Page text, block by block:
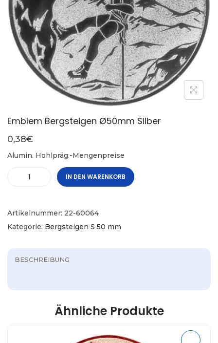
Emblem Bergsteigen Ø50mm Silber
0,38€
Alumin. Hohlpräg.-Mengenpreise
IN DEN WARENKORB
Artikelnummer: 22-60064
Kategorie: Bergsteigen S 50 mm
BESCHREIBUNG
Ähnliche Produkte